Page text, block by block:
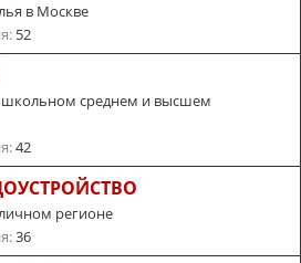
в Москве
52
среднем и высшем
42
регионе
36